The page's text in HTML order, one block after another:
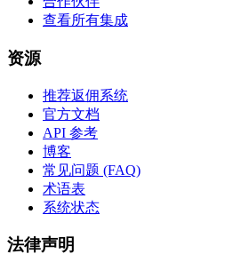
查看所有集成
资源
推荐返佣系统
官方文档
API 参考
博客
常见问题 (FAQ)
术语表
系统状态
法律声明